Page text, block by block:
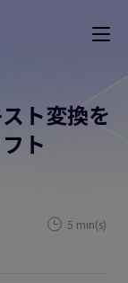
ト変換を
ト
5 min(s)